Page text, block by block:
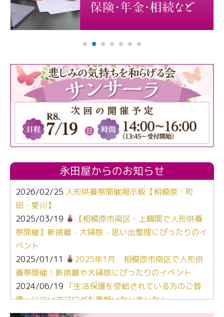
永田屋からのお知らせ
2026/02/25 人形供養祭開催掲示板【相模原・町
田・愛川】
2025/03/19
【相模原市南区・上鶴間で人形供養
祭開催】断捨離・大掃除・思い出整理にぴったりのイ
ベント
2025/01/11
2025年1月 相模原市南区で人形供
養祭開催！断捨離や大掃除にぴったりのイベント
2024/06/19 「生活保護を受給されている方のご葬
儀」についてブログを更新いたしました！
2024/03/06【終活なるほど教室】「マンガで学